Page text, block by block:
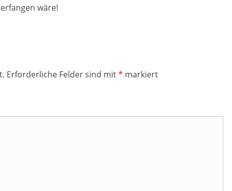
wäre!
Erforderliche Felder sind mit* markiert